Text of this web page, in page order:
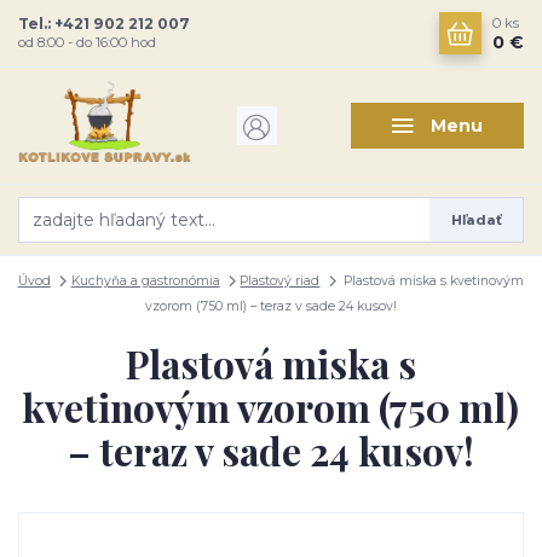
Menu
Hľadať
Tel.: +421 902 212 007
od 8:00 - do 16:00 hod
0 ks
0 €
Úvod Kuchyňa a gastronómia Plastový riad
Plastová miska s kvetinovým
vzorom (750 ml) – teraz v sade 24 kusov!
Plastová miska s
kvetinovým vzorom (750 ml)
– teraz v sade 24 kusov!